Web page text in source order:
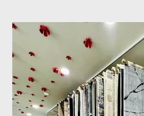
kinh tế. Chính vì vậy, việc lựa chọn
Thảm lót sàn cho ghế sofa có kích
rộng. Đòi hỏi phải mang lại vẻ đẹp cho
điều hết sức quan trọng đó chính là
của chủ nhân. Mẫu thảm lót sàn cỡ lớn
phòng ăn - Thảm Lông Xù -Thổ Nhĩ Kỳ